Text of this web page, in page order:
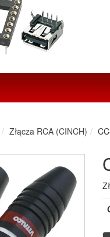
Złącza RCA (CINCH)